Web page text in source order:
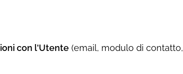
con l'Utente (email, modulo di contatto,